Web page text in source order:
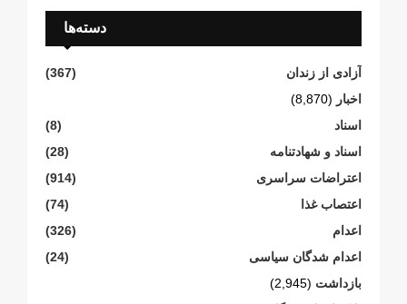
دسته‌ها
آزادی از زندان
(367)
اخبار (8,870)
اسناد
(8)
اسناد و شهادتنامە
(28)
اعتراضات سراسری
(914)
اعتصاب غذا
(74)
اعدام
(326)
اعدام شدگان سیاسی
(24)
بازداشت (2,945)